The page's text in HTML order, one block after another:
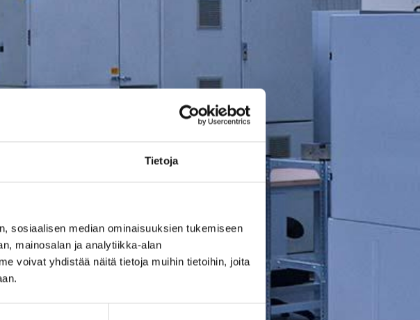
Tietoja
sosiaalisen median ominaisuuksien tukemiseen
mainosalan ja analytiikka-alan
voivat yhdistää näitä tietoja muihin tietoihin, joita